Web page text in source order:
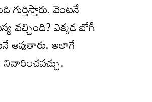
వెంటనే
వచ్చింది? ఎక్కడ బోగీ
ఆపుతారు. అలాగే
నివారించవచ్చు.